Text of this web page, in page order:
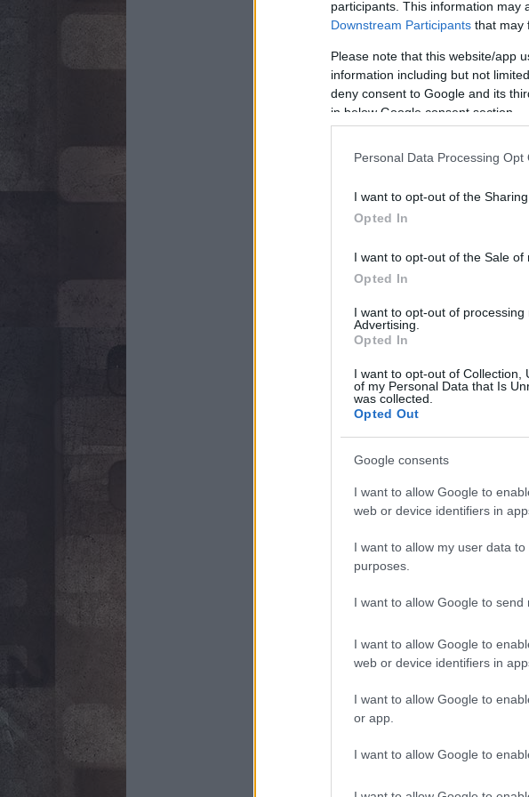
participants. This information may
Downstream Participants that may
Please note that this website/app
information including but not
deny consent to Google and its
in below Google consent section.
Personal Data Processing Opt
I want to opt-out of the
Opted In
I want to opt-out of the Sale of
Opted In
I want to opt-out of
Advertising.
Opted In
I want to opt-out of Collection,
of my Personal Data that Is
was collected.
Opted Out
Google consents
I want to allow Google to
web or device identifiers in
I want to allow my user data
purposes.
I want to allow Google to send
I want to allow Google to
web or device identifiers in
I want to allow Google to
or app.
I want to allow Google to